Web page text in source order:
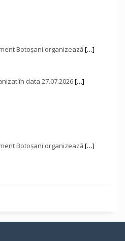
Botoşani organizează[…]
în data 27.07.2026[…]
Botoşani organizează[…]